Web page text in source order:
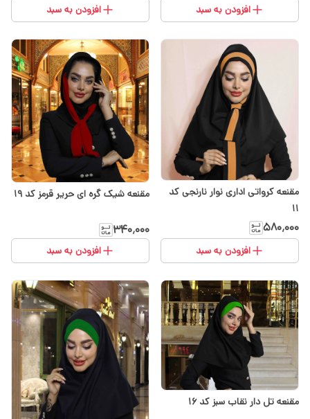
افزودن به سبد افزودن به سبد
مقنعه کرواتی اداری نوار نارنجی کد
۱۱
۵۸۰٬۰۰۰
افزودن به سبد
مقنعه شیک گره ای حریر قرمز کد ۱۹
۳۴۰٬۰۰۰
افزودن به سبد
مقنعه تل دار نقاب سبز کد 16